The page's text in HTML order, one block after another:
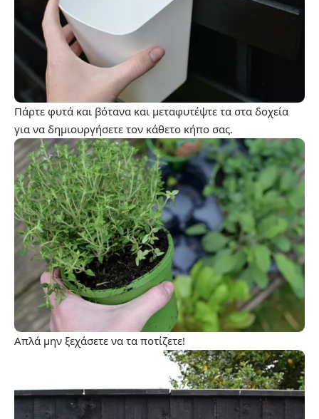
Πάρτε φυτά και βότανα και μεταφυτέψτε τα στα δοχεία
για να δημιουργήσετε τον κάθετο κήπο σας.
Απλά μην ξεχάσετε να τα ποτίζετε!